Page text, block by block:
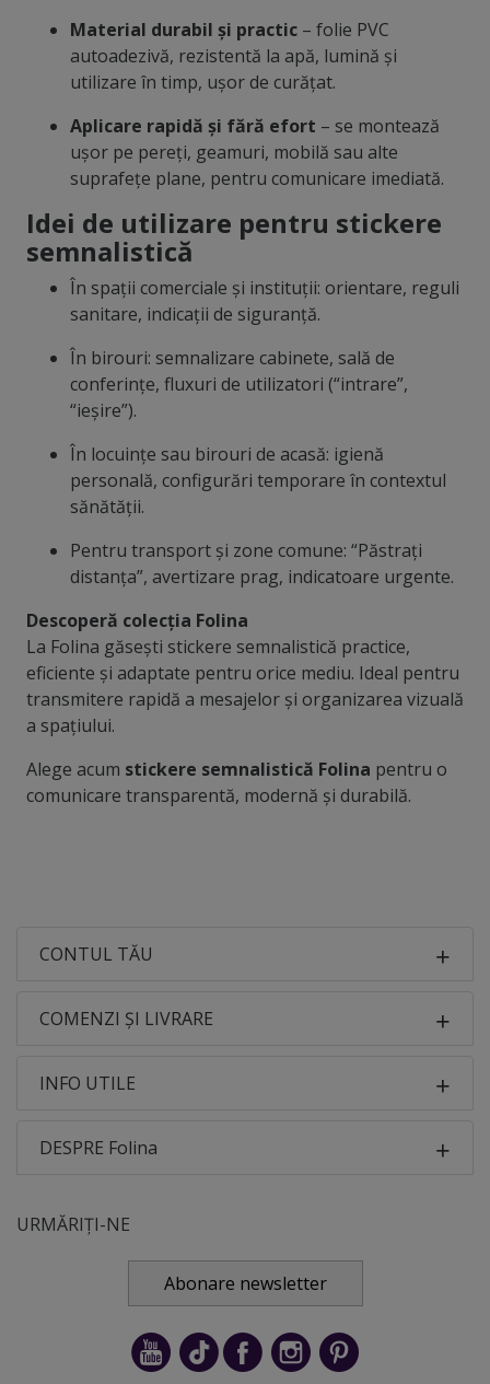
Material durabil și practic– folie PVC
autoadezivă, rezistentă la apă, lumină și
utilizare în timp, ușor de curățat.
Aplicare rapidă și fără efort – se montează
ușor pe pereți, geamuri, mobilă sau alte
suprafețe plane, pentru comunicare imediată.
Idei de utilizare pentru stickere
semnalistică
În spații comerciale și instituții: orientare, reguli
sanitare, indicații de siguranță.
În birouri: semnalizare cabinete, sală de
conferințe, fluxuri de utilizatori (“intrare”,
“ieșire”).
În locuințe sau birouri de acasă: igienă
personală, configurări temporare în contextul
sănătății.
Pentru transport și zone comune: “Păstrați
distanța”, avertizare prag, indicatoare urgente.
Descoperă colecția Folina
La Folina găsești stickere semnalistică practice,
eficiente și adaptate pentru orice mediu. Ideal pentru
transmitere rapidă a mesajelor și organizarea vizuală
a spațiului.
Alege acum stickere semnalistică Folina pentru o
comunicare transparentă, modernă și durabilă.
CONTUL TĂU
COMENZI ȘI LIVRARE
INFO UTILE
DESPRE Folina
URMĂRIȚI-NE
Abonare newsletter